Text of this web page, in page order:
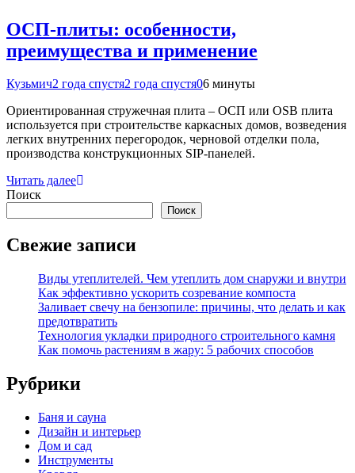
ОСП-плиты: особенности,
преимущества и применение
Кузьмич2 года спустя2 года спустя06 минуты
Ориентированная стружечная плита – ОСП или OSB плита
используется при строительстве каркасных домов, возведения
легких внутренних перегородок, черновой отделки пола,
производства конструкционных SIP-панелей.
Читать далее
Поиск
Поиск
Свежие записи
Виды утеплителей. Чем утеплить дом снаружи и внутри
Как эффективно ускорить созревание компоста
Заливает свечу на бензопиле: причины, что делать и как
предотвратить
Технология укладки природного строительного камня
Как помочь растениям в жару: 5 рабочих способов
Рубрики
Баня и сауна
Дизайн и интерьер
Дом и сад
Инструменты